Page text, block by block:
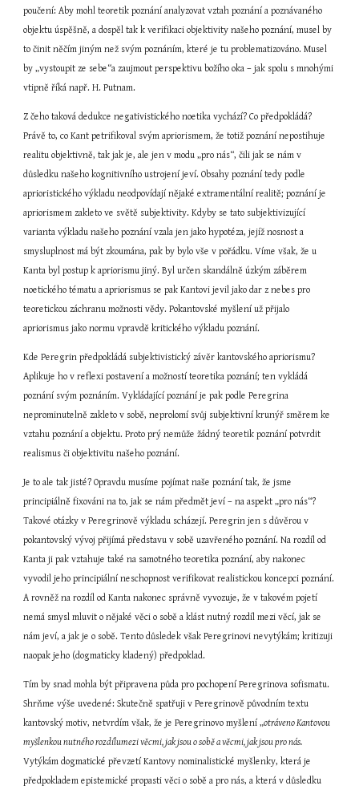
poučení: Aby mohl teoretik poznání analyzovat vztah poznání a poznávaného
objektu úspěšně, a dospěl tak k verifikaci objektivity našeho poznání, musel by
to činit něčím jiným než svým poznáním, které je tu problematizováno. Musel
by „vystoupit ze sebe“a zaujmout perspektivu božího oka – jak spolu s mnohými
vtipně říká např. H. Putnam.
Z čeho taková dedukce negativistického noetika vychází? Co předpokládá?
Právě to, co Kant petrifikoval svým apriorismem, že totiž poznání nepostihuje
realitu objektivně, tak jak je, ale jen v modu „pro nás“, čili jak se nám v
důsledku našeho kognitivního ustrojení jeví. Obsahy poznání tedy podle
aprioristického výkladu neodpovídají nějaké extramentální realitě; poznání je
apriorismem zakleto ve světě subjektivity. Kdyby se tato subjektivizující
varianta výkladu našeho poznání vzala jen jako hypotéza, jejíž nosnost a
smysluplnost má být zkoumána, pak by bylo vše v pořádku. Víme však, že u
Kanta byl postup k apriorismu jiný. Byl určen skandálně úzkým záběrem
noetického tématu a apriorismus se pak Kantovi jevil jako dar z nebes pro
teoretickou záchranu možnosti vědy. Pokantovské myšlení už přijalo
apriorismus jako normu vpravdě kritického výkladu poznání.
Kde Peregrin předpokládá subjektivistický závěr kantovského apriorismu?
Aplikuje ho v reflexi postavení a možností teoretika poznání; ten vykládá
poznání svým poznáním. Vykládající poznání je pak podle Peregrina
neprominutelně zakleto v sobě, neprolomí svůj subjektivní krunýř směrem ke
vztahu poznání a objektu. Proto prý nemůže žádný teoretik poznání potvrdit
realismus či objektivitu našeho poznání.
Je to ale tak jisté? Opravdu musíme pojímat naše poznání tak, že jsme
principiálně fixováni na to, jak se nám předmět jeví – na aspekt „pro nás“?
Takové otázky v Peregrinově výkladu scházejí. Peregrin jen s důvěrou v
pokantovský vývoj přijímá představu v sobě uzavřeného poznání. Na rozdíl od
Kanta ji pak vztahuje také na samotného teoretika poznání, aby nakonec
vyvodil jeho principiální neschopnost verifikovat realistickou koncepci poznání.
A rovněž na rozdíl od Kanta nakonec správně vyvozuje, že v takovém pojetí
nemá smysl mluvit o nějaké věci o sobě a klást nutný rozdíl mezi věcí, jak se
nám jeví, a jak je o sobě. Tento důsledek však Peregrinovi nevytýkám; kritizuji
naopak jeho (dogmaticky kladený) předpoklad.
Tím by snad mohla být připravena půda pro pochopení Peregrinova sofismatu.
Shrňme výše uvedené: Skutečně spatřuji v Peregrinově původním textu
kantovský motiv, netvrdím však, že je Peregrinovo myšlení „otráveno Kantovou
Vytýkám dogmatické převzetí Kantovy nominalistické myšlenky, která je
předpokladem epistemické propasti věci o sobě a pro nás, a která v důsledku